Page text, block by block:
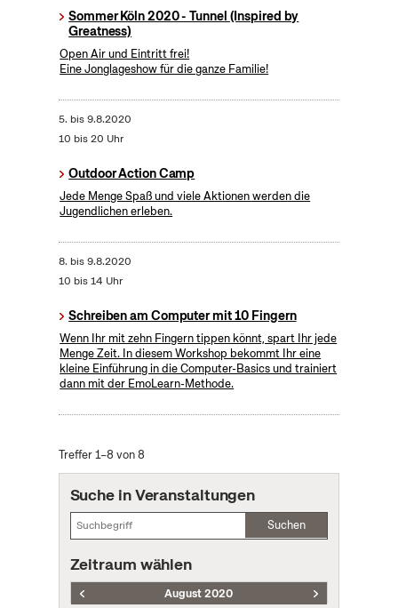
Sommer Köln 2020 - Tunnel (Inspired by
Greatness)
Open Air und Eintritt frei!
Eine Jonglageshow für die ganze Familie!
5. bis9.8.2020
10 bis 20 Uhr
Outdoor Action Camp
Jede Menge Spaß und viele Aktionen werden die
Jugendlichen erleben.
8. bis9.8.2020
10 bis 14 Uhr
Schreiben am Computer mit 10 Fingern
Wenn Ihr mit zehn Fingern tippen könnt, spart Ihr jede
Menge Zeit. In diesem Workshop bekommt Ihr eine
kleine Einführung in die Computer-Basics und trainiert
dann mit der EmoLearn-Methode.
Treffer 1–8 von 8
Suche in Veranstaltungen
Suchen
Zeitraum wählen
August 2020